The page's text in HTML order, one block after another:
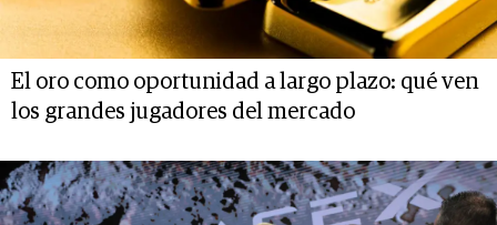
El oro como oportunidad a largo plazo: qué ven
los grandes jugadores del mercado